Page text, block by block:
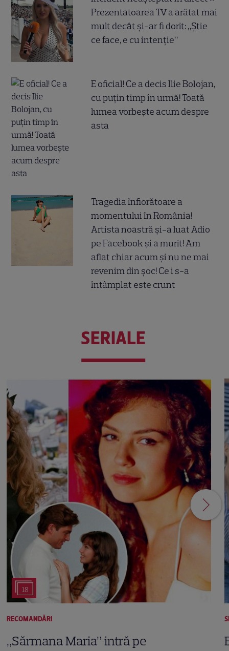
Prezentatoarea TV a arătat mai
mult decât și-ar fi dorit: „Știe
ce face, e cu intenție”
E oficial! Ce a decis Ilie Bolojan,
cu puțin timp în urmă! Toată
lumea vorbește acum despre
asta
Tragedia înfiorătoare a
momentului în România!
Artista noastră și-a luat Adio
pe Facebook și a murit! Am
aflat chiar acum și nu ne mai
revenim din șoc! Ce i s-a
întâmplat este crunt
SERIALE
18
RECOMANDĂRI
„Sărmana Maria” intră pe